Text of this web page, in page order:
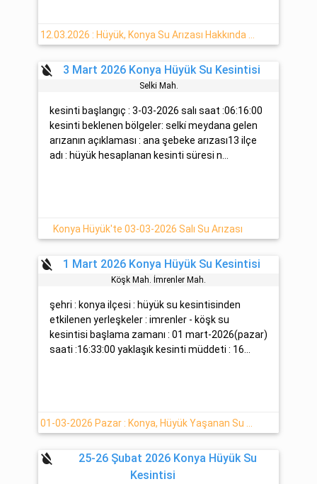
format_color_reset 3 Mart 2026 Konya Hüyük Su Kesintisi
Selki̇ Mah.
kesinti başlangıç : 3-03-2026 salı saat :06:16:00
kesinti beklenen bölgeler: selki̇ meydana gelen
arızanın açıklaması : ana şebeke arızası13 ilçe
adı : hüyük hesaplanan kesinti süresi n...
Konya Hüyük'te 03-03-2026 Salı Su Arızası
format_color_reset 1 Mart 2026 Konya Hüyük Su Kesintisi
Köşk Mah. İmrenler Mah.
şehri : konya ilçesi : hüyük su kesintisinden
etkilenen yerleşkeler : imrenler - köşk su
kesintisi başlama zamanı : 01 mart-2026(pazar)
saati :16:33:00 yaklaşık kesinti müddeti : 16...
format_color_reset
25-26 Şubat 2026 Konya Hüyük Su
Kesintisi